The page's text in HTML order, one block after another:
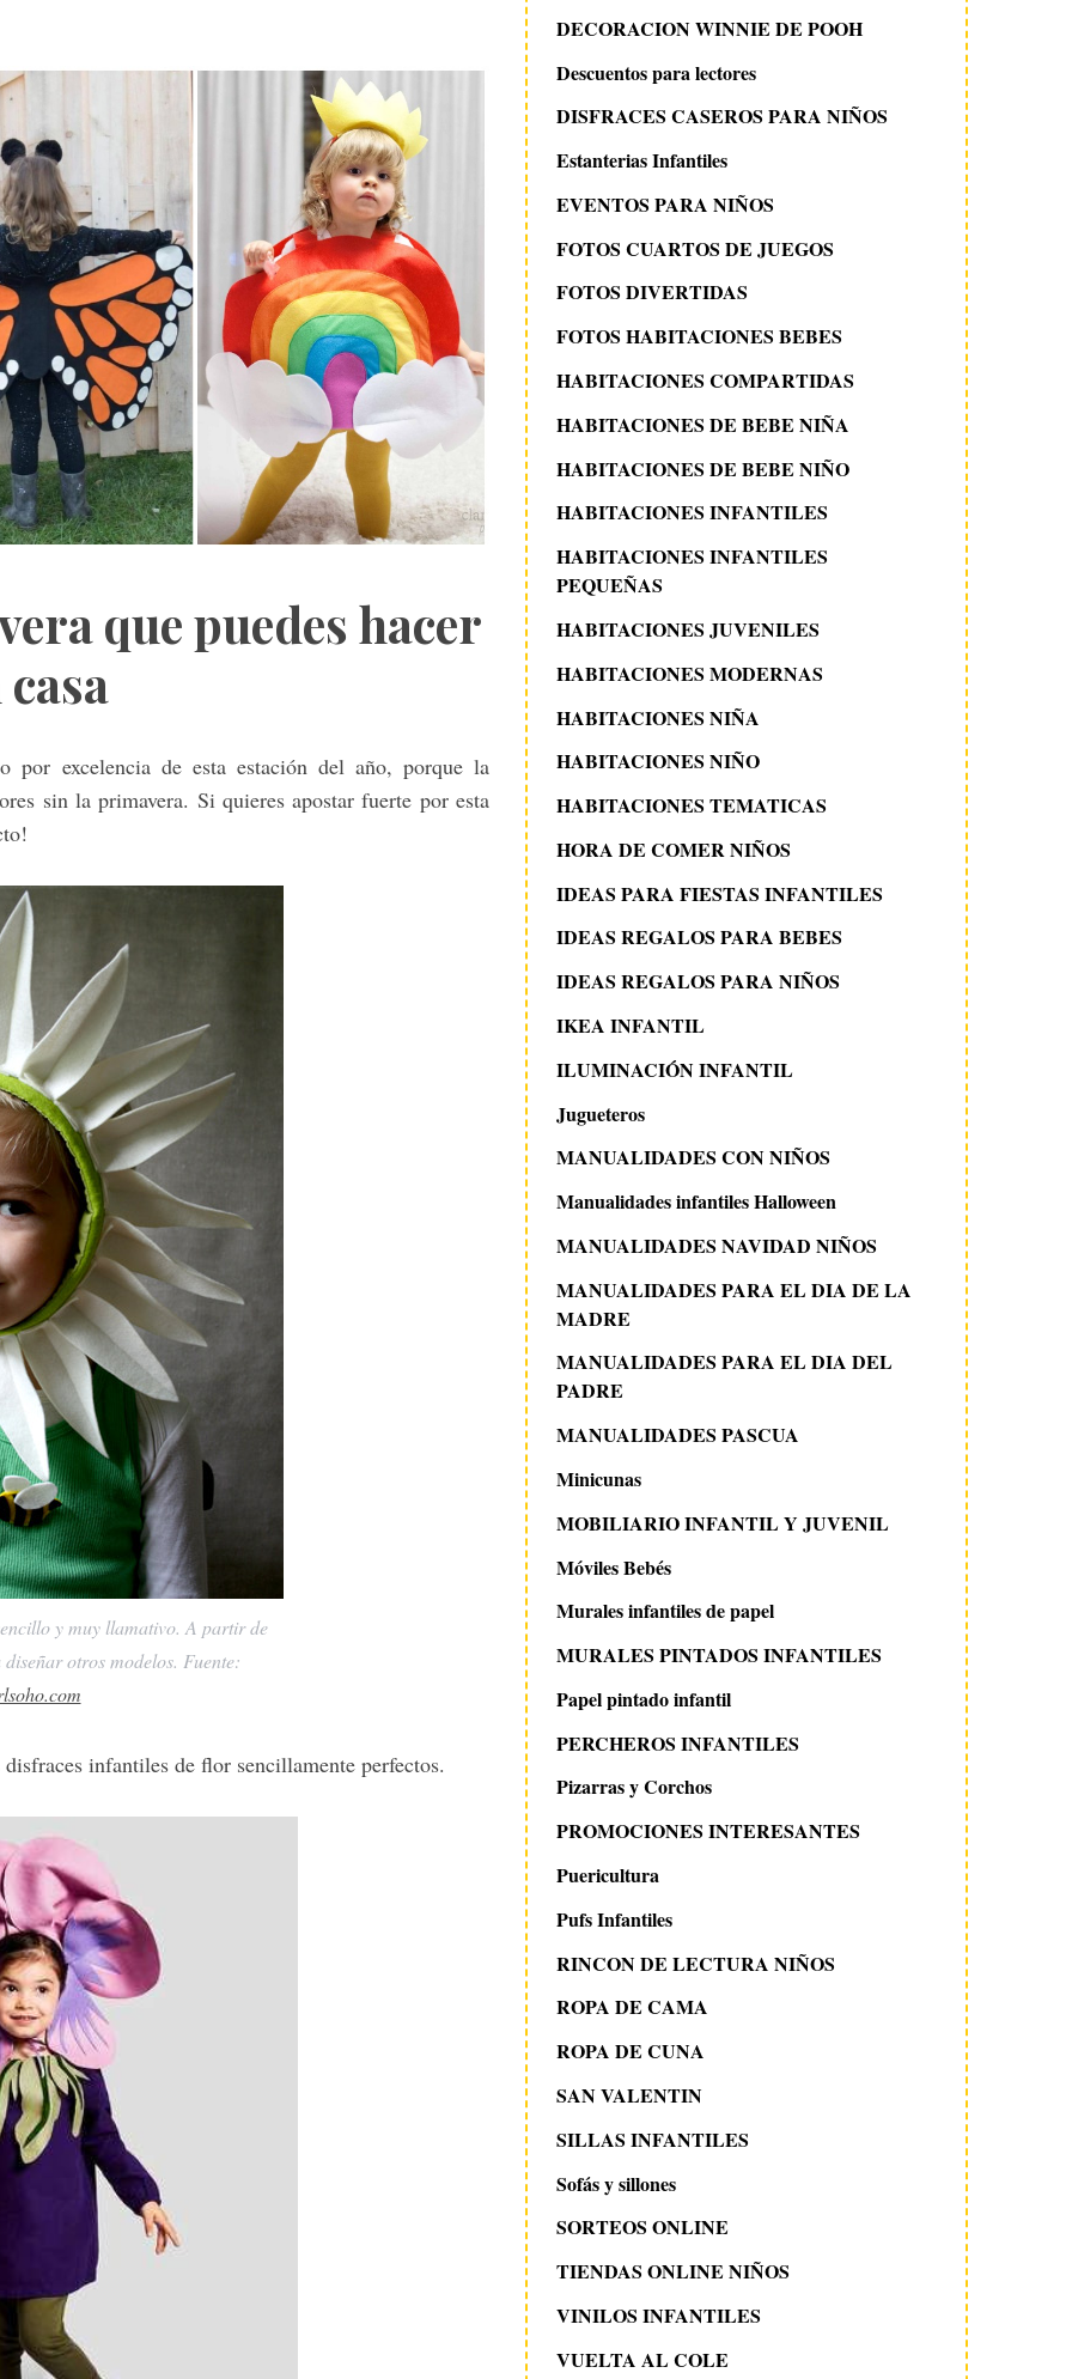
que puedes hacer
casa
por excelencia de esta estación del año, porque la
sin la primavera. Si quieres apostar fuerte por esta
y muy llamativo. A partir de
otros modelos. Fuente:
infantiles de flor sencillamente perfectos.
DECORACION WINNIE DE POOH
Descuentos para lectores
DISFRACES CASEROS PARA NIÑOS
Estanterias Infantiles
EVENTOS PARA NIÑOS
FOTOS CUARTOS DE JUEGOS
FOTOS DIVERTIDAS
FOTOS HABITACIONES BEBES
HABITACIONES COMPARTIDAS
HABITACIONES DE BEBE NIÑA
HABITACIONES DE BEBE NIÑO
HABITACIONES INFANTILES
HABITACIONES INFANTILES
PEQUEÑAS
HABITACIONES JUVENILES
HABITACIONES MODERNAS
HABITACIONES NIÑA
HABITACIONES NIÑO
HABITACIONES TEMATICAS
HORA DE COMER NIÑOS
IDEAS PARA FIESTAS INFANTILES
IDEAS REGALOS PARA BEBES
IDEAS REGALOS PARA NIÑOS
IKEA INFANTIL
ILUMINACIÓN INFANTIL
Jugueteros
MANUALIDADES CON NIÑOS
Manualidades infantiles Halloween
MANUALIDADES NAVIDAD NIÑOS
MANUALIDADES PARA EL DIA DE LA
MADRE
MANUALIDADES PARA EL DIA DEL
PADRE
MANUALIDADES PASCUA
Minicunas
MOBILIARIO INFANTIL Y JUVENIL
Móviles Bebés
Murales infantiles de papel
MURALES PINTADOS INFANTILES
Papel pintado infantil
PERCHEROS INFANTILES
Pizarras y Corchos
PROMOCIONES INTERESANTES
Puericultura
Pufs Infantiles
RINCON DE LECTURA NIÑOS
ROPA DE CAMA
ROPA DE CUNA
SAN VALENTIN
SILLAS INFANTILES
Sofás y sillones
SORTEOS ONLINE
TIENDAS ONLINE NIÑOS
VINILOS INFANTILES
VUELTA AL COLE